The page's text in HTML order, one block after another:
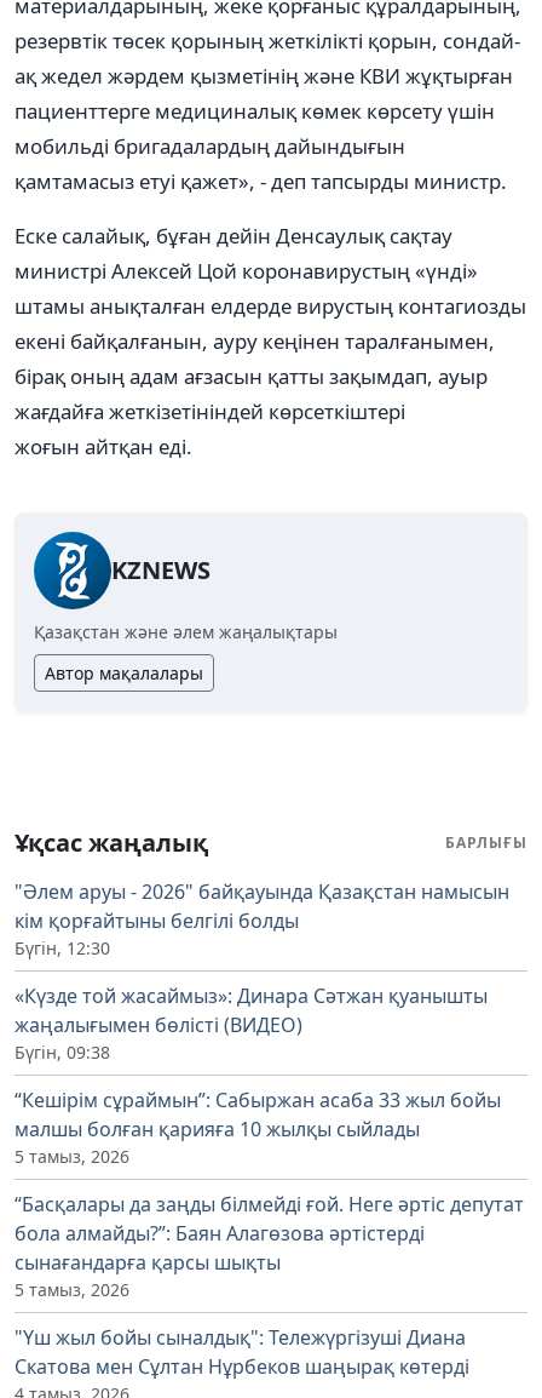
резервтік төсек қорының жеткілікті қорын, сондай-
ақ жедел жәрдем қызметінің және КВИ жұқтырған
пациенттерге медициналық көмек көрсету үшін
мобильді бригадалардың дайындығын
қамтамасыз етуі қажет», - деп тапсырды министр.
Еске салайық, бұған дейін Денсаулық сақтау
министрі Алексей Цой коронавирустың «үнді»
штамы анықталған елдерде вирустың контагиозды
екені байқалғанын, ауру кеңінен таралғанымен,
бірақ оның адам ағзасын қатты зақымдап, ауыр
жағдайға жеткізетініндей көрсеткіштері
жоғын айтқан еді.
KZNEWS
Қазақстан және әлем жаңалықтары
Автор мақалалары
Ұқсас жаңалық БАРЛЫҒЫ
"Әлем аруы - 2026" байқауында Қазақстан намысын
кім қорғайтыны белгілі болды
Бүгін, 12:30
«Күзде той жасаймыз»: Динара Сәтжан қуанышты
жаңалығымен бөлісті (ВИДЕО)
Бүгін, 09:38
“Кешірім сұраймын”: Сабыржан асаба 33 жыл бойы
малшы болған қарияға 10 жылқы сыйлады
5 тамыз, 2026
“Басқалары да заңды білмейді ғой. Неге әртіс депутат
бола алмайды?”: Баян Алагөзова әртістерді
сынағандарға қарсы шықты
5 тамыз, 2026
"Үш жыл бойы сыналдық": Тележүргізуші Диана
Скатова мен Сұлтан Нұрбеков шаңырақ көтерді
4 тамыз, 2026